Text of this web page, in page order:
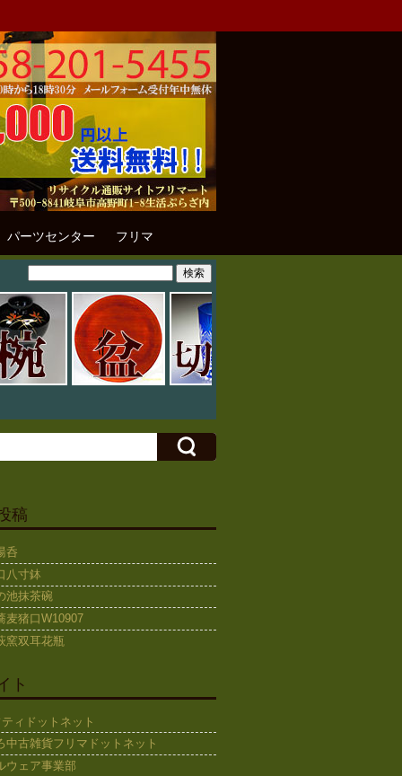
パーツセンター フリマ
稿
呑
八寸鉢
池抹茶碗
麦猪口W10907
窯双耳花瓶
ト
ィドットネット
中古雑貨フリマドットネット
ウェア事業部